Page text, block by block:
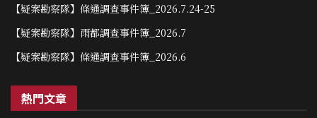
【疑案勘察隊】條通調查事件簿_2026.7.24-25
【疑案勘察隊】雨都調查事件簿_2026.7
【疑案勘察隊】條通調查事件簿_2026.6
熱門文章